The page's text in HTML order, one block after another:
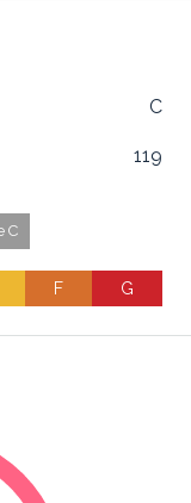
C
119
C
F G